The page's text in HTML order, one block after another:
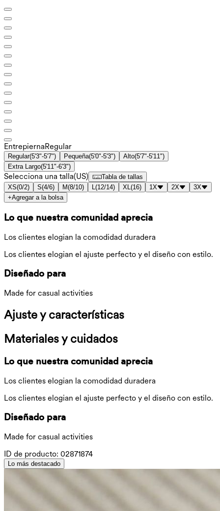
Entrepierna️Regular
Regular(5'3"-5'7") Pequeña(5'0"-5'3") Alto(5'7"-5'11")
Extra Largo(5'11"-6'3")
Selecciona una talla(US)
Tabla de tallas
XS(0/2) S(4/6) M(8/10) L(12/14) XL(16) 1X 2X
3X
+Agregar a la bolsa
Lo que nuestra comunidad aprecia
Los clientes elogian la comodidad duradera
Los clientes elogian el ajuste perfecto y el diseño con estilo.
Diseñado para
Made for casual activities
Ajuste y características
Materiales y cuidados
Lo que nuestra comunidad aprecia
Los clientes elogian la comodidad duradera
Los clientes elogian el ajuste perfecto y el diseño con estilo.
Diseñado para
Made for casual activities
ID de producto: 02871874
Lo más destacado